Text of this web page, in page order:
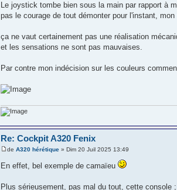
Le joystick tombe bien sous la main par rapport à
pas le courage de tout démonter pour l'instant,
ça ne vaut certainement pas une réalisation
et les sensations ne sont pas mauvaises.
Par contre mon indécision sur les couleurs
Re: Cockpit A320 Fenix
deA320 hérétique » Dim 20 Juil 2025 13:49
En effet, bel exemple de camaïeu
Plus sérieusement, pas mal du tout, cette